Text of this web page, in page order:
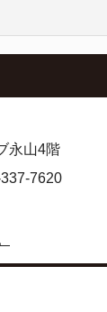
永山4階
7620